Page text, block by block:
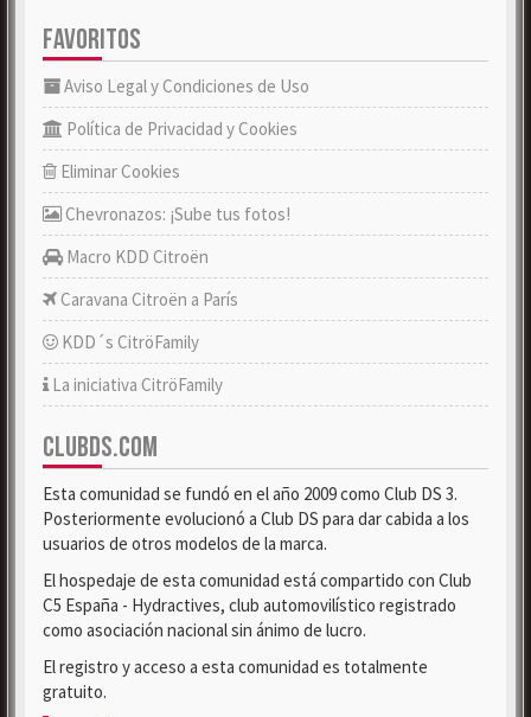
FAVORITOS
Aviso Legal y Condiciones de Uso
Política de Privacidad y Cookies
Eliminar Cookies
Chevronazos: ¡Sube tus fotos!
Macro KDD Citroën
Caravana Citroën a París
KDD´s CitröFamily
La iniciativa CitröFamily
CLUBDS.COM
Esta comunidad se fundó en el año 2009 como Club DS 3.
Posteriormente evolucionó a Club DS para dar cabida a los
usuarios de otros modelos de la marca.
El hospedaje de esta comunidad está compartido con Club
C5 España - Hydractives, club automovilístico registrado
como asociación nacional sin ánimo de lucro.
El registro y acceso a esta comunidad es totalmente
gratuito.